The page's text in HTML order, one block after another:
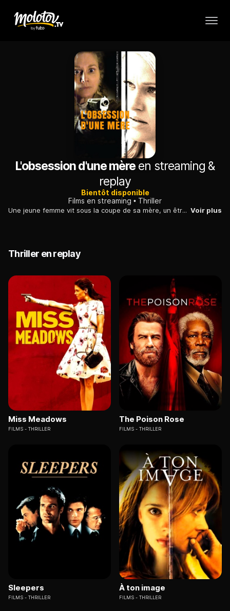
L'obsession d'une mère en streaming &
replay
Bientôt disponible
Films en streaming
Thriller
Une jeune femme vit sous la coupe de sa mère, un être totalitaire et exclusif. Le jour où elle tombe amoureuse, le drame se noue, inexorablement. Voir plus
Thriller en replay
Miss Meadows
FILMS THRILLER
The Poison Rose
FILMS THRILLER
Sleepers
FILMS THRILLER
À ton image
FILMS THRILLER